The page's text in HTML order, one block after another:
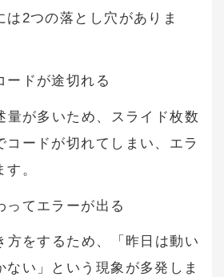
は2つの落とし穴がありま
ードが途切れる
量が多いため、スライド枚数
コードが切れてしまい、エラ
。
ってエラーが出る
方をするため、「昨日は動い
ない」という現象が多発しま